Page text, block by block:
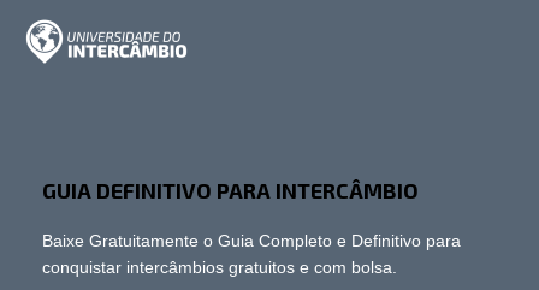
GUIA DEFINITIVO PARA INTERCÂMBIO
Baixe Gratuitamente o Guia Completo e Definitivo para
conquistar intercâmbios gratuitos e com bolsa.